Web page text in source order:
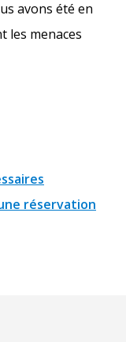
avons été en
les menaces
réservation